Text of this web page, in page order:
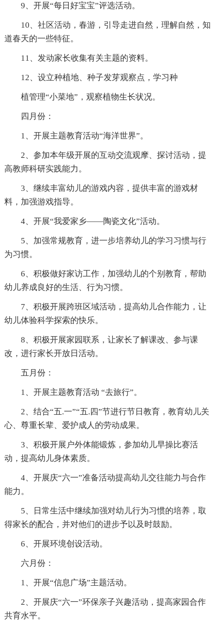
9、开展“每日好宝宝”评选活动。
10、社区活动，春游，引导走进自然，理解自然，知
道春天的一些特征。
11、发动家长收集有关主题的资料。
12、设立种植地、种子发芽观察点，学习种
植管理“小菜地”，观察植物生长状况。
四月份：
1、开展主题教育活动“海洋世界”。
2、参加本年级开展的互动交流观摩、探讨活动，提
高教师科研实践能力。
3、继续丰富幼儿的游戏内容，提供丰富的游戏材
料，加强游戏指导。
4、开展“我爱家乡——陶瓷文化”活动。
5、加强常规教育，进一步培养幼儿的学习习惯与行
为习惯。
6、积极做好家访工作，加强幼儿的个别教育，帮助
幼儿养成良好的生活、行为习惯。
7、积极开展跨班区域活动，提高幼儿合作能力，让
幼儿体验科学探索的快乐。
8、积极开展家园联系，让家长了解课改、参与课
改，进行家长开放日活动。
五月份：
1、开展主题教育活动 “去旅行”。
2、结合“五.一”“五.四”节进行节日教育，教育幼儿关
心、尊重长辈、爱护成人的劳动成果。
3、积极开展户外体能锻炼，参加幼儿早操比赛活
动，提高幼儿身体素质。
4、开展庆“六一”准备活动提高幼儿交往能力与合作
能力。
5、日常生活中继续加强对幼儿行为习惯的培养，取
得家长的配合，并对他们的进步予以及时鼓励。
6、开展环境创设活动。
六月份：
1、开展“信息广场”主题活动。
2、开展庆“六一”环保亲子兴趣活动，提高家园合作
共育水平。